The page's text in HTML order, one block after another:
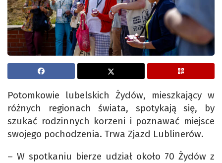
Potomkowie lubelskich Żydów, mieszkający w
różnych regionach świata, spotykają się, by
szukać rodzinnych korzeni i poznawać miejsce
swojego pochodzenia. Trwa Zjazd Lublinerów.
– W spotkaniu bierze udział około 70 Żydów z